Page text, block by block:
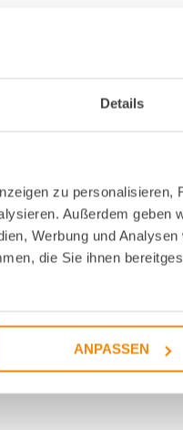
Details
zu
Außerdem geben
Werbung und
die Sie ihnen
ANPASSEN